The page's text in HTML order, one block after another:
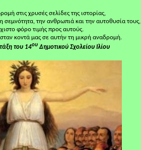
στις χρυσές σελίδες της ιστορίας,
την ανθρωπιά και την αυτοθυσία τους,
φόρο τιμής προς αυτούς.
κοντά μας σε αυτήν τη μικρή αναδρομή.
του 14ουΔημοτικού Σχολείου Ιλίου